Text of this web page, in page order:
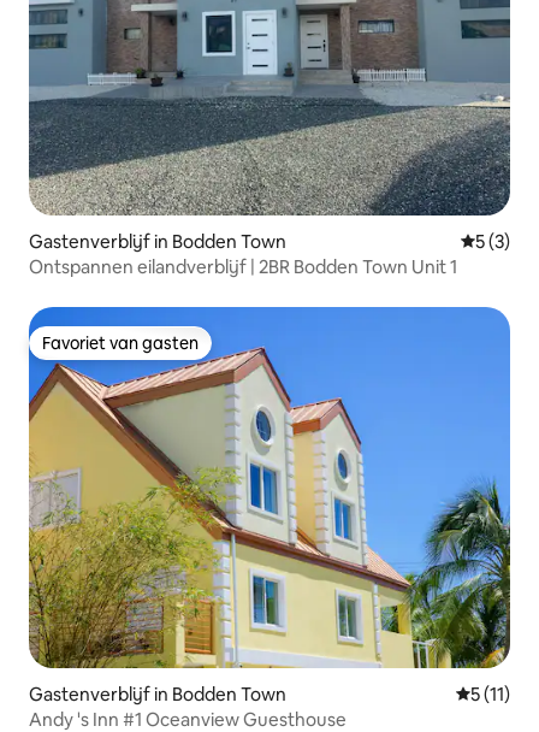
Gastenverblijf in Bodden Town
5 (3)
Ontspannen eilandverblijf | 2BR Bodden Town Unit 1
Favoriet van gasten
Favoriet van gasten
Gastenverblijf in Bodden Town
5 (11)
Andy 's Inn #1 Oceanview Guesthouse